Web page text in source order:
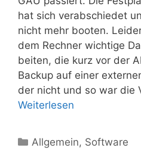
hat sich ver­ab­schie­det
nicht mehr boo­ten.
dem Rech­ner wich­ti­ge
bei­ten, die kurz vor der
Back­up auf einer
der nicht und so war die
Wei­ter­le­sen
Kategorien
Allgemein, Software